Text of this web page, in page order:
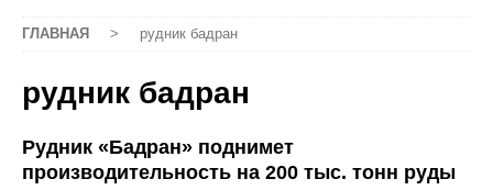
ГЛАВНАЯ > рудник бадран
рудник бадран
Рудник «Бадран» поднимет
производительность на 200 тыс. тонн руды